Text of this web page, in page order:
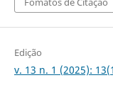
Edição
v. 13 n. 1 (2025):